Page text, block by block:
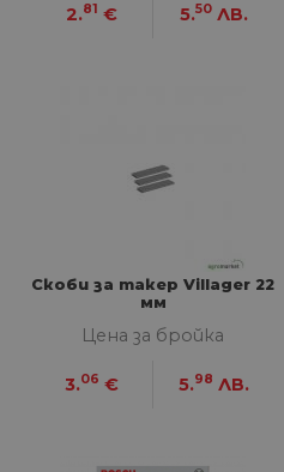
2.81 € 5.50 ЛВ.
Скоби за такер Villager 22
мм
Цена за бройка
3.06 € 5.98 ЛВ.